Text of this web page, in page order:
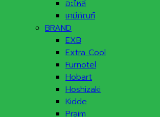
อะไหล่
เคมีภัณฑ์
BRAND
EXB
Extra Cool
Furnotel
Hobart
Hoshizaki
Kidde
Praim